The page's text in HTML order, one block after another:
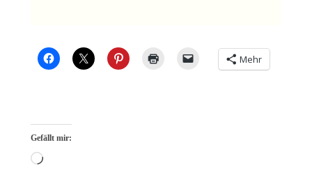
Mehr
Gefällt mir:
Loa­